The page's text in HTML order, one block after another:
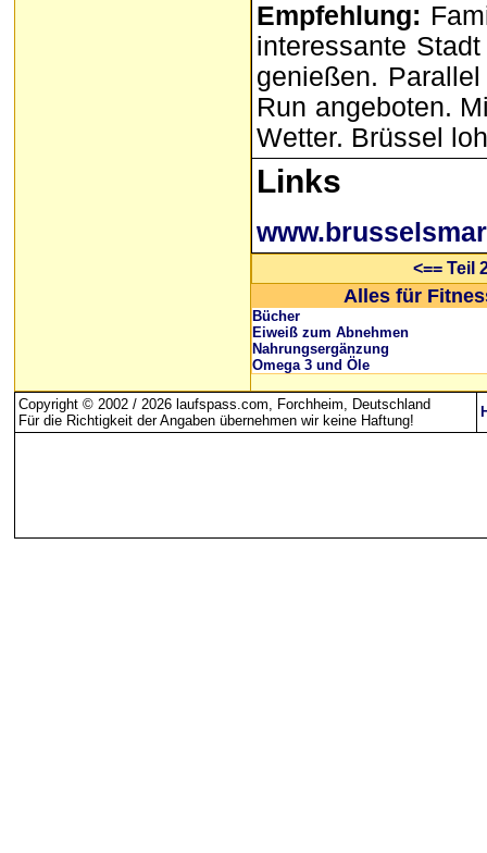
Empfehlung:
interessante
genießen.
Run angeboten.
Wetter. Brüssel
Links
<== Teil
Alles für
Bücher
Eiweiß zum Abnehmen
Nahrungsergänzung
Omega 3 und Öle
Copyright © 2002 / 2026 laufspass.com, Forchheim, Deutschland
Für die Richtigkeit der Angaben übernehmen wir keine Haftung!